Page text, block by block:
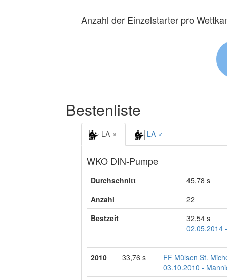
Anzahl der Einzelstarter pro
Bestenliste
LA ♀ LA ♂
WKO DIN-Pumpe
Durchschnitt
45,78 s
Anzahl
22
Bestzeit
32,54 s
02.05.2014
2010 33,76 s
FF Mülsen St.
03.10.2010 -